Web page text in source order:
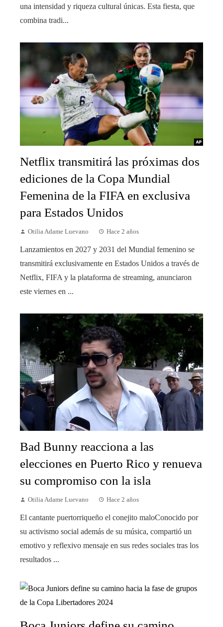
una intensidad y riqueza cultural únicas. Esta fiesta, que
combina tradi...
Netflix transmitirá las próximas dos
ediciones de la Copa Mundial
Femenina de la FIFA en exclusiva
para Estados Unidos
Otilia Adame Luevano Hace 2 años
Lanzamientos en 2027 y 2031 del Mundial femenino se
transmitirá exclusivamente en Estados Unidos a través de
Netflix, FIFA y la plataforma de streaming, anunciaron
este viernes en ...
Bad Bunny reacciona a las
elecciones en Puerto Rico y renueva
su compromiso con la isla
Otilia Adame Luevano Hace 2 años
El cantante puertorriqueño el conejito maloConocido por
su activismo social además de su música, compartió un
emotivo y reflexivo mensaje en sus redes sociales tras los
resultados ...